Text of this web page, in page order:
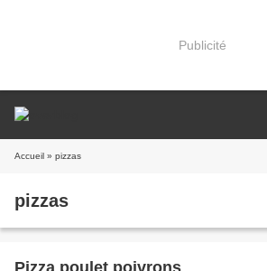
Publicité
Accueil » pizzas
pizzas
Pizza poulet poivrons